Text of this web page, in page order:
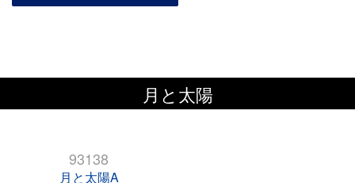
月と太陽
93138
月と太陽A